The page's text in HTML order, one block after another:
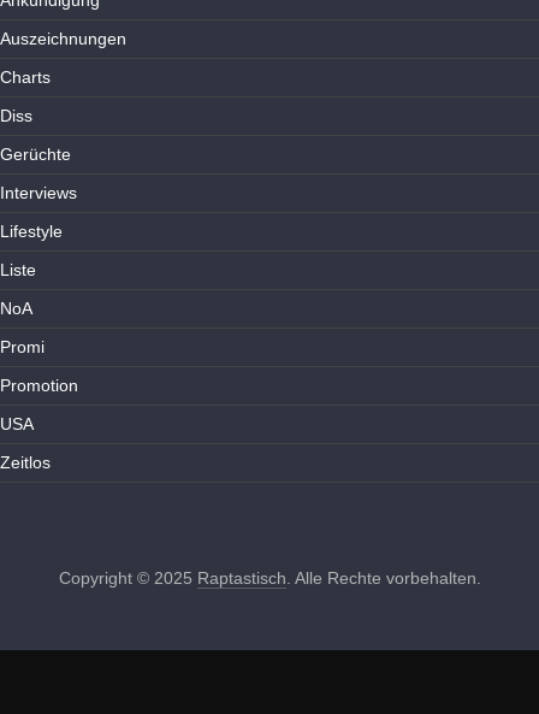
Auszeichnungen
Charts
Diss
Gerüchte
Interviews
Lifestyle
Liste
NoA
Promi
Promotion
USA
Zeitlos
Copyright © 2025 Raptastisch . Alle Rechte vorbehalten.